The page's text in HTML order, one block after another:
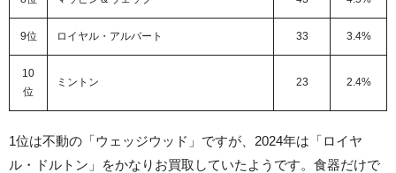
9位 ロイヤル・アルバート 33 3.4%
10
位
ミントン 23 2.4%
1位は不動の「ウェッジウッド」ですが、2024年は「ロイヤ
ル・ドルトン」をかなりお買取していたようです。食器だけで